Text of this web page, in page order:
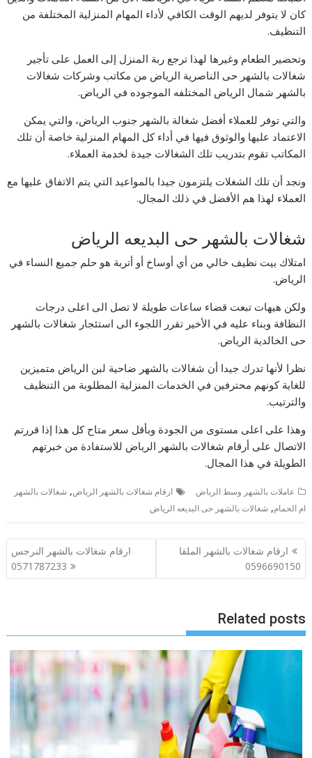
كان لا يتوفر لديهم الوقت الكافي لأداء المهام المنزلية المختلفة من
التنظيف.
وتحضير الطعام وغيرها لهذا ترجع ربة المنزل إلى العمل على تأجير
شغالات بالشهر حى الناصرية الرياض من مكاتب وشركات شغالات
بالشهر شمال الرياض المختلفه الموجوده في الرياض.
والتي توفر للعملاء أفضل شغالة بالشهر جنوب الرياض، والتي يمكن
الاعتماد عليها والوثوق فيها في أداء كل المهام المنزلية خاصة أن تلك
المكاتب تقوم بتدريب تلك الشغالات جيدة لخدمة العملاء.
ونجد أن تلك الشغلات يلتزمون جيدا بالمواعيد التي يتم الاتفاق عليها مع
العملاء لهذا هم الأفضل في ذلك المجال.
شغالات بالشهر حى البديعه الرياض
امتلاك بيت نظيف خالي من أي أوساخ أو أتربة هو حلم جميع النساء في
الرياض.
ولكن هيهات تبعت قضاء ساعات طويلة لا تصل الى اعلى درجات
النظافة وبناء عليه في الأخير تقرر اللجوء الى استئجار شغالات بالشهر
حى الخالدية الرياض.
نظرا لأنها تدرك جيدا أن شغالات بالشهر ضاحية لبن الرياض متميزين
للغاية كونهم محترفين في الخدمات المنزلية المطلوبة من التنظيف
والترتيب.
وهذا على اعلى مستوى من الجودة وبأقل سعر متاح كل هذا إذا قررتم
الاتصال على أرقام شغالات بالشهر الرياض للاستفادة من خبرتهم
الطويلة في هذا المجال.
عاملات بالشهر وسط الرياض ارقام شغالات بالشهر الرياض, شغالات بالشهر
ام الحمام, شغالات بالشهر حى البديعه الرياض
تصفّح
المقالات
ارقام شغالات بالشهر الملقا
0596690150
ارقام شغالات بالشهر النرجس
0571787233
Related posts